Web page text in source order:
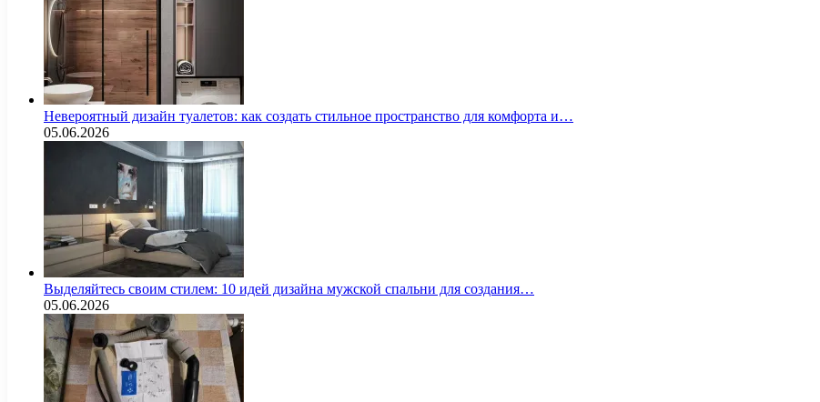
Невероятный дизайн туалетов: как создать стильное пространство для комфорта и…
05.06.2026
Выделяйтесь своим стилем: 10 идей дизайна мужской спальни для создания…
05.06.2026